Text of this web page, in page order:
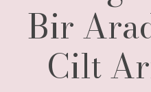
Bir
Cilt